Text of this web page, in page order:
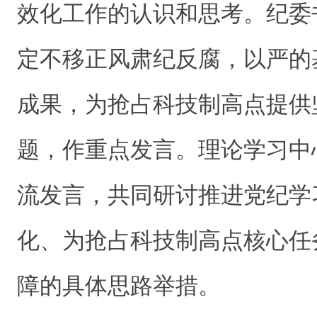
效化工作的认识和思考。纪
定不移正风肃纪反腐，以严
成果，为抢占科技制高点提
题，作重点发言。理论学习
流发言，共同研讨推进党纪
化、为抢占科技制高点核心
障的具体思路举措。